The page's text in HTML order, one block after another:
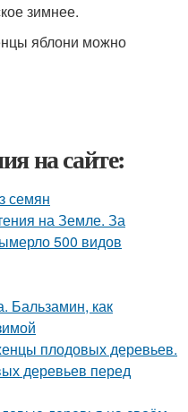
зимнее.
яблони можно
на сайте:
семян
на Земле. За
500 видов
Бальзамин, как
плодовых деревьев.
деревьев перед